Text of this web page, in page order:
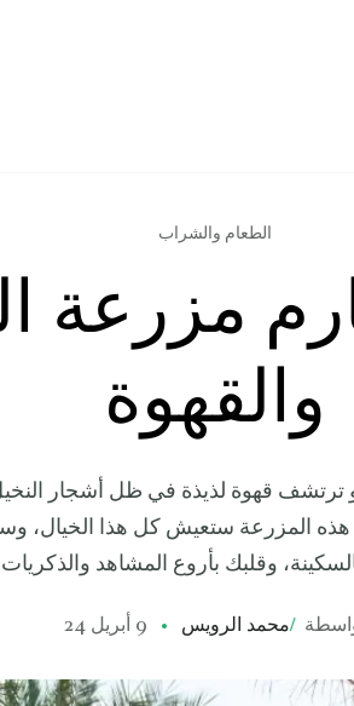
الطعام والشراب
مزرعة
والقهوة
ترتشف قهوة لذيذة في ظل أشجار
هذه المزرعة ستعيش كل هذا الخيال،
وقلبك بأروع المشاهد والذكريات
/محمد الرويس 9 أبريل 24